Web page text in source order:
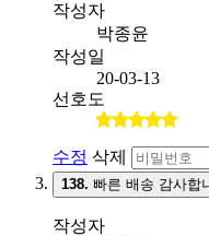
작성자
박종윤
작성일
20-03-13
선호도
수정 삭제
138. 빠른 배송 감사합
작성자